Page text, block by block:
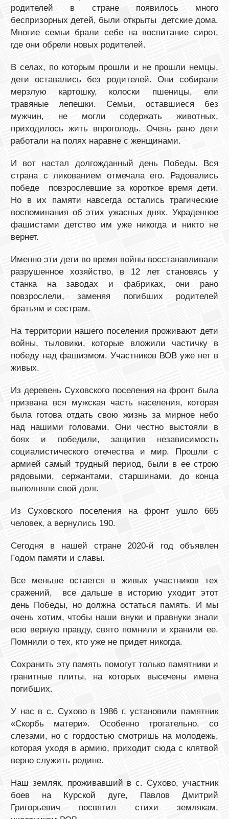
родителей в стране появилось много
беспризорных детей, были открыты детские дома.
Многие семьи брали себе на воспитание сирот,
где они обрели новых родителей.
В селах, по которым прошли и не прошли немцы,
дети оставались без родителей. Они собирали
мерзлую картошку, колоски пшеницы, ели
травяные лепешки. Семьи, оставшиеся без
мужчин, не могли содержать животных,
приходилось жить впроголодь. Очень рано дети
работали на полях наравне с женщинами.
И вот настал долгожданный день Победы. Вся
страна с ликованием отмечала его. Радовались
победе повзрослевшие за короткое время дети.
Но в их памяти навсегда остались трагические
воспоминания об этих ужасных днях. Украденное
фашистами детство им уже никогда и никто не
вернет.
Именно эти дети во время войны восстанавливали
разрушенное хозяйство, в 12 лет становясь у
станка на заводах и фабриках, они рано
повзрослели, заменяя погибших родителей
братьям и сестрам.
На территории нашего поселения проживают дети
войны, тыловики, которые вложили частичку в
победу над фашизмом. Участников ВОВ уже нет в
живых.
Из деревень Суховского поселения на фронт была
призвана вся мужская часть населения, которая
была готова отдать свою жизнь за мирное небо
над нашими головами. Они честно выстояли в
боях и победили, защитив независимость
социалистического отечества и мир. Прошли с
армией самый трудный период, были в ее строю
рядовыми, сержантами, старшинами, до конца
выполняли свой долг.
Из Суховского поселения на фронт ушло 665
человек, а вернулись 190.
Сегодня в нашей стране 2020-й год объявлен
Годом памяти и славы.
Все меньше остается в живых участников тех
сражений, все дальше в историю уходит этот
день Победы, но должна остаться память. И мы
очень хотим, чтобы наши внуки и правнуки знали
всю верную правду, свято помнили и хранили ее.
Помнили о тех, кто уже не придет никогда.
Сохранить эту память помогут только памятники и
гранитные плиты, на которых высечены имена
погибших.
У нас в с. Сухово в 1986 г. установили памятник
«Скорбь матери». Особенно трогательно, со
слезами, но с гордостью смотришь на молодежь,
которая уходя в армию, приходит сюда с клятвой
верно служить родине.
Наш земляк, проживавший в с. Сухово, участник
боев на Курской дуге, Павлов Дмитрий
Григорьевич посвятил стихи землякам,